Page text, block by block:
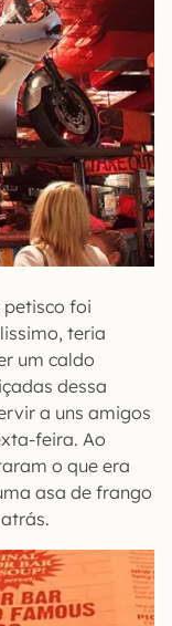
foi
teria
um caldo
dessa
a uns amigos
feira. Ao
o que era
asa de frango